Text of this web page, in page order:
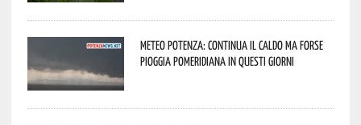
Meteo Potenza: continua il caldo ma forse
pioggia pomeridiana in questi giorni